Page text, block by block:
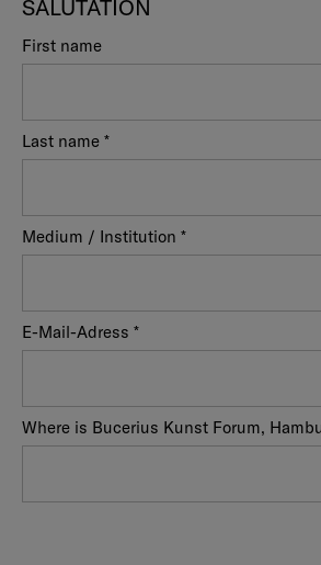
First name
Last name *
Medium / Institution *
E-Mail-Adress *
Where is Bucerius Kunst Forum,